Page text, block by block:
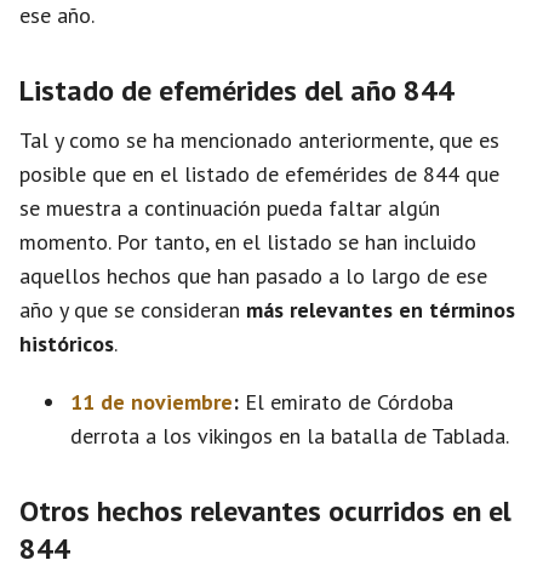
ese año.
Listado de efemérides del año 844
Tal y como se ha mencionado anteriormente, que es
posible que en el listado de efemérides de 844 que
se muestra a continuación pueda faltar algún
momento. Por tanto, en el listado se han incluido
aquellos hechos que han pasado a lo largo de ese
año y que se consideran más relevantes en términos
históricos.
11 de noviembre: El emirato de Córdoba
derrota a los vikingos en la batalla de Tablada.
Otros hechos relevantes ocurridos en el
844